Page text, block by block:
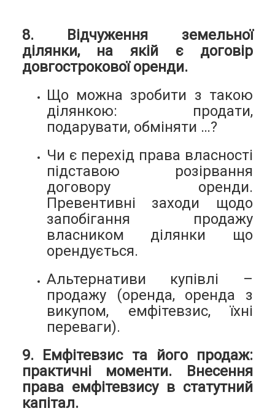
8. Відчуження земельної
ділянки, на якій є договір
довгострокової оренди.
Що можна зробити з такою
ділянкою: продати,
подарувати, обміняти …?
Чи є перехід права власності
підставою розірвання
договору оренди.
Превентивні заходи щодо
запобігання продажу
власником ділянки що
орендується.
Альтернативи купівлі –
продажу (оренда, оренда з
викупом, емфітевзис, їхні
переваги).
9. Емфітевзис та його продаж:
практичні моменти. Внесення
права емфітевзису в статутний
капітал.